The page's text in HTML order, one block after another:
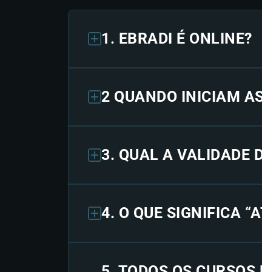
1. EBRADI É ONLINE?
2 QUANDO INICIAM
3. QUAL A VALIDADE
4. O QUE SIGNIFICA